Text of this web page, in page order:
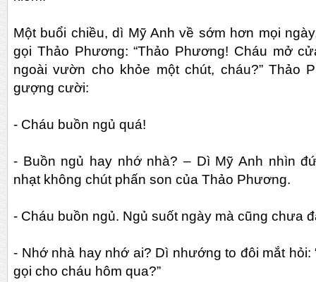
Một buổi chiều, dì Mỹ Anh về sớm hơn mọi
gọi Thảo Phương: “Thảo Phương! Cháu mở
ngoài vườn cho khỏe một chút, cháu?” Thảo
gượng cười:
- Cháu buồn ngủ quá!
- Buồn ngủ hay nhớ nhà? – Dì Mỹ Anh nhìn
nhạt không chút phấn son của Thảo Phương.
- Cháu buồn ngủ. Ngủ suốt ngày mà cũng chưa
- Nhớ nhà hay nhớ ai? Dì nhướng to đôi mắt hỏi:
gọi cho cháu hôm qua?”